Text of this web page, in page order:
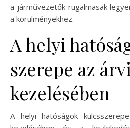
a járművezetők rugalmasak
a körülményekhez.
A helyi
szerepe az
kezelésében
A helyi hatóságok